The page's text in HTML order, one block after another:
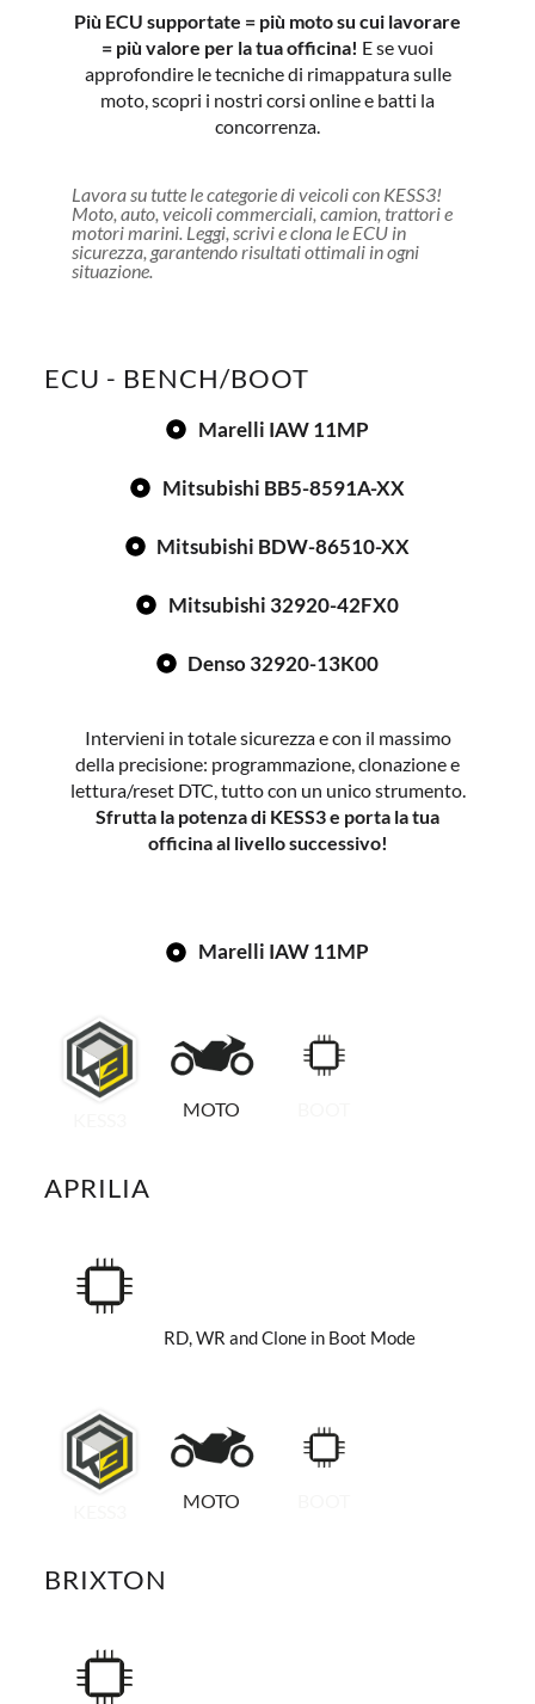
Più ECU supportate = più moto su cui lavorare
= più valore per la tua officina! E se vuoi
approfondire le tecniche di rimappatura sulle
moto, scopri i nostri corsi online e batti la
concorrenza.
Lavora su tutte le categorie di veicoli con KESS3!
Moto, auto, veicoli commerciali, camion, trattori e
motori marini. Leggi, scrivi e clona le ECU in
sicurezza, garantendo risultati ottimali in ogni
situazione.
ECU - BENCH/BOOT
Marelli IAW 11MP
Mitsubishi BB5-8591A-XX
Mitsubishi BDW-86510-XX
Mitsubishi 32920-42FX0
Denso 32920-13K00
Intervieni in totale sicurezza e con il massimo
della precisione: programmazione, clonazione e
lettura/reset DTC, tutto con un unico strumento.
Sfrutta la potenza di KESS3 e porta la tua
officina al livello successivo!
Marelli IAW 11MP
MOTO
APRILIA
RD, WR and Clone in Boot Mode
MOTO
BRIXTON